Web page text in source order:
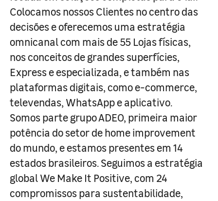
Colocamos nossos Clientes no centro das
decisões e oferecemos uma estratégia
omnicanal com mais de 55 Lojas físicas,
nos conceitos de grandes superfícies,
Express e especializada, e também nas
plataformas digitais, como e-commerce,
televendas, WhatsApp e aplicativo.
Somos parte grupo ADEO, primeira maior
potência do setor de home improvement
do mundo, e estamos presentes em 14
estados brasileiros. Seguimos a estratégia
global We Make It Positive, com 24
compromissos para sustentabilidade,